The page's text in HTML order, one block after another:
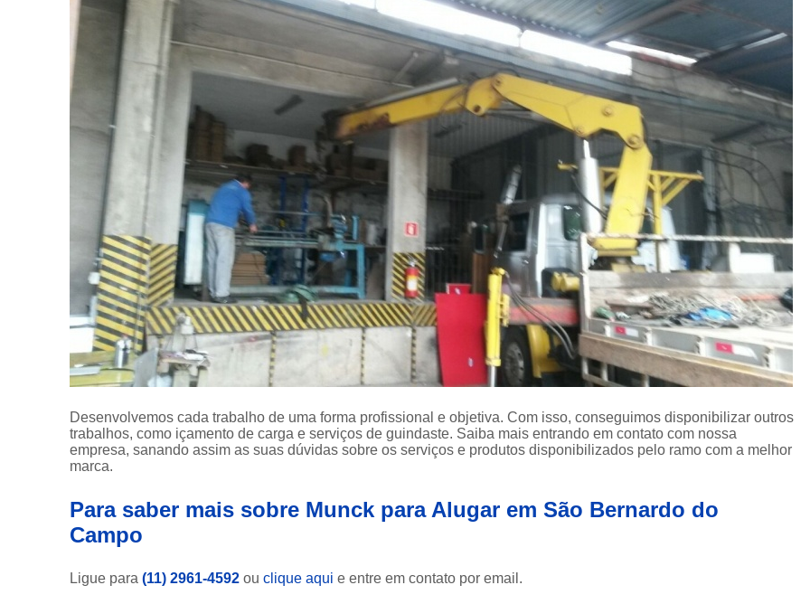
Transportes
de
containers
Transportes
máquinas
Transporte Containers
Transportes Container
Içamento com Caminhão Munck
Içamento de Carga com
Içamento de Carga em Obras
Içamento de Carga Pesada
Movimentação de Carga
Locação de Guindaste
Locação de Guindaste com Operador
Locação de Guindaste para
Locação Guindaste Hidráulico
Serviço de Locação de
Aluguel de Guindaste
Locação de
Locação de Caminhão
Locação de Munck para Levantar Vigas
Desenvolvemos cada trabalho de uma forma profissional e objetiva. Com isso, conseguimos disponibilizar outros
trabalhos, como içamento de carga e serviços de guindaste. Saiba mais entrando em contato com nossa
empresa, sanando assim as suas dúvidas sobre os serviços e produtos disponibilizados pelo ramo com a melhor
marca.
Para saber mais sobre Munck para Alugar em São Bernardo do
Campo
Ligue para(11) 2961-4592ouclique aqui e entre em contato por email.